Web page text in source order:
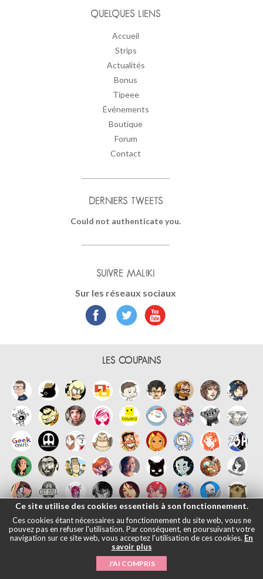
QUELQUES LIENS
Accueil
Strips
Actualités
Bonus
Tipeee
Événements
Boutique
Forum
Contact
DERNIERS TWEETS
Could not authenticate you.
SUIVRE MALIKI
Sur les réseaux sociaux
LES COUPAINS
日本語|Mentions légales
2026
Ce site utilise des cookies essentiels à son fonctionnement.
Ces cookies étant nécessaires au fonctionnement du site web, vous ne
pouvez pas en refuser l'utilisation. Par conséquent, en poursuivant votre
navigation sur ce site web, vous acceptez l'utilisation de ces cookies. En
savoir plus
J'AI COMPRIS